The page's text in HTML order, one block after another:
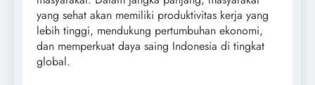
yang sehat akan memiliki produktivitas kerja yang
lebih tinggi, mendukung pertumbuhan ekonomi,
dan memperkuat daya saing Indonesia di tingkat
global.